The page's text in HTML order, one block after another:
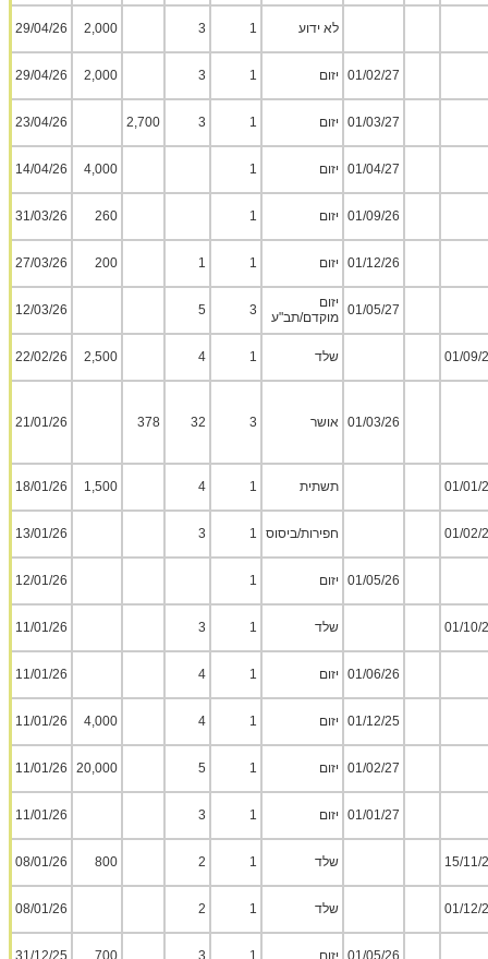
לא ידוע 1
3
2,000
29/04/26
01/02/27 יזום 1
3
2,000
29/04/26
01/03/27 יזום 1
3
2,700
23/04/26
01/04/27 יזום 1
4,000
14/04/26
01/09/26 יזום 1
260
31/03/26
01/12/26 יזום 1
1
200
27/03/26
01/05/27
יזום
מוקדם/תב"ע
3
5
12/03/26
01/09/ שלד 1
4
2,500
22/02/26
01/03/26 אושר 3
32
378
21/01/26
01/01/ תשתית 1
4
1,500
18/01/26
01/02/ חפירות/ביסוס 1
3
13/01/26
01/05/26 יזום 1
12/01/26
01/10/ שלד 1
3
11/01/26
01/06/26 יזום 1
4
11/01/26
01/12/25 יזום 1
4
4,000
11/01/26
01/02/27 יזום 1
5
20,000
11/01/26
01/01/27 יזום 1
3
11/01/26
15/11/ שלד 1
2
800
08/01/26
01/12/ שלד 1
2
08/01/26
01/05/26 יזום 1
3
700
31/12/25